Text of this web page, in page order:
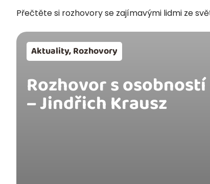
Přečtěte si rozhovory se zajímavými lidmi ze
Aktuality,Rozhovory
Rozhovor s osobností
– Jindřich Krausz